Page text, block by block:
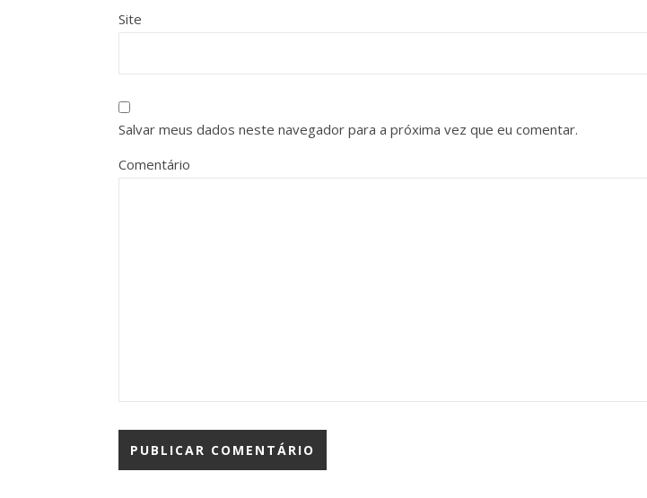
Site
Salvar meus dados neste navegador para a próxima vez que eu comentar.
Comentário